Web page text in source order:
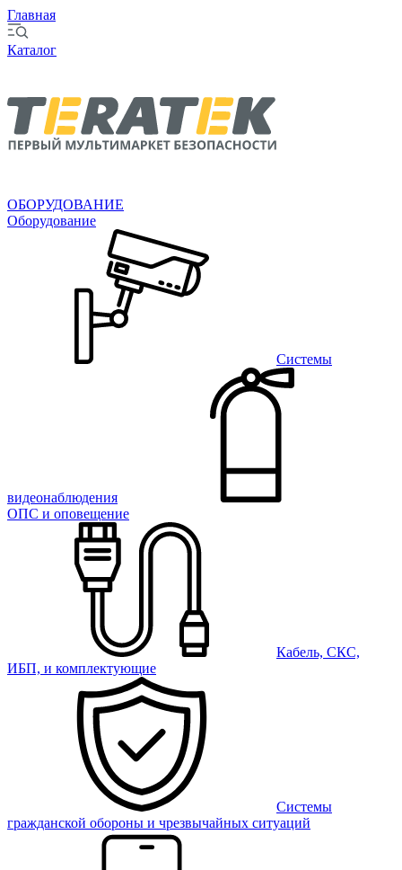
Главная
Каталог
ОБОРУДОВАНИЕ
Оборудование
Системы
видеонаблюдения
ОПС и оповещение
Кабель, СКС,
ИБП, и комплектующие
Системы
гражданской обороны и чрезвычайных ситуаций